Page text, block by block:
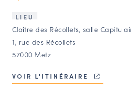
Annuaire
Ressources
BOURSE D’ÉCHANGE
LIEU
Cloître des Récollets, salle
1, rue des Récollets
57000 Metz
VOIR L'ITINÉRAIRE